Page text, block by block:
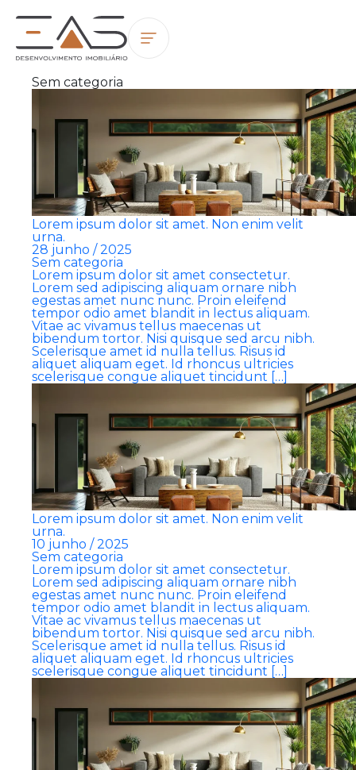
Sem categoria
Lorem ipsum dolor sit amet. Non enim velit
urna.
28 junho / 2025
Sem categoria
Lorem ipsum dolor sit amet consectetur.
Lorem sed adipiscing aliquam ornare nibh
egestas amet nunc nunc. Proin eleifend
tempor odio amet blandit in lectus aliquam.
Vitae ac vivamus tellus maecenas ut
bibendum tortor. Nisi quisque sed arcu nibh.
Scelerisque amet id nulla tellus. Risus id
aliquet aliquam eget. Id rhoncus ultricies
scelerisque congue aliquet tincidunt […]
Lorem ipsum dolor sit amet. Non enim velit
urna.
10 junho / 2025
Sem categoria
Lorem ipsum dolor sit amet consectetur.
Lorem sed adipiscing aliquam ornare nibh
egestas amet nunc nunc. Proin eleifend
tempor odio amet blandit in lectus aliquam.
Vitae ac vivamus tellus maecenas ut
bibendum tortor. Nisi quisque sed arcu nibh.
Scelerisque amet id nulla tellus. Risus id
aliquet aliquam eget. Id rhoncus ultricies
scelerisque congue aliquet tincidunt […]